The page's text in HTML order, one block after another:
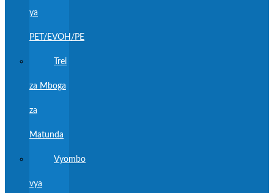
ya
PET/EVOH/PE
Trei
za Mboga
za
Matunda
Vyombo
vya